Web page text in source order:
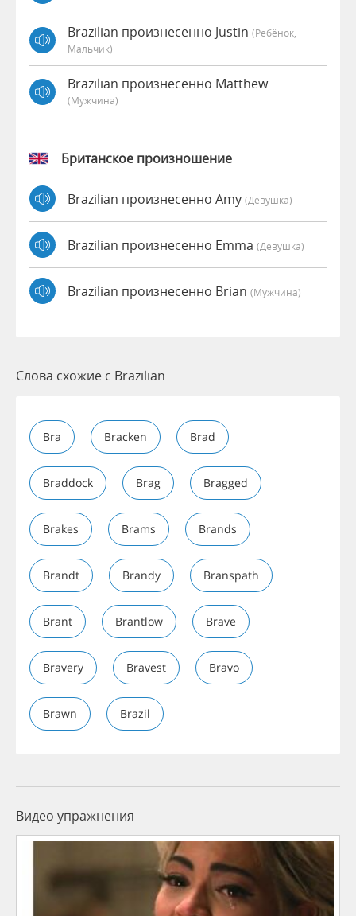
Brazilian произнесенно Justin (Ребёнок,
Мальчик)
Brazilian произнесенно Matthew
(мужчина)
Британское произношение
Brazilian произнесенно Amy (девушка)
Brazilian произнесенно Emma (девушка)
Brazilian произнесенно Brian (мужчина)
Слова схожие с Brazilian
Bra Bracken Brad
Braddock Brag Bragged
Brakes Brams Brands
Brandt Brandy Branspath
Brant Brantlow Brave
Bravery Bravest Bravo
Brawn Brazil
Видео упражнения